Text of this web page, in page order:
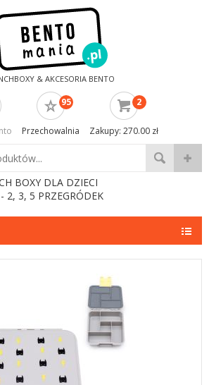
& AKCESORIA BENTO
95
Przechowalnia
2
Zakupy: 270.00 zł
BOXY DLA DZIECI
2, 3, 5 PRZEGRÓDEK